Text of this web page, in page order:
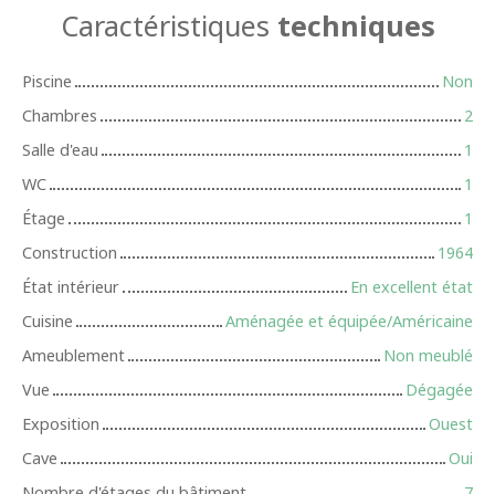
Caractéristiques techniques
Piscine
Non
Chambres
2
Salle d'eau
1
WC
1
Étage
1
Construction
1964
État intérieur
En excellent état
Cuisine
Aménagée et équipée/Américaine
Ameublement
Non meublé
Vue
Dégagée
Exposition
Ouest
Cave
Oui